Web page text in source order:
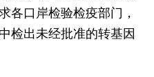
各口岸检验检疫部门，
检出未经批准的转基因